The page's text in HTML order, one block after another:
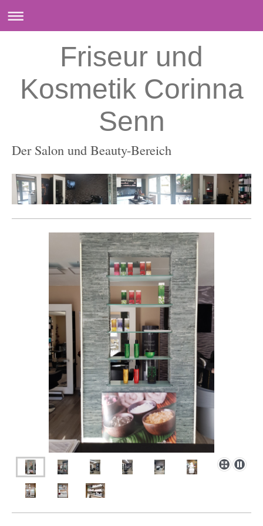
Friseur und
Kosmetik Corinna
Senn
Der Salon und Beauty-Bereich